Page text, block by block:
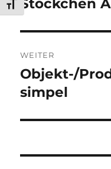
SCHRIFTVorheriger
Stöckchen
WEITER
Nächster
Beitrag:
Objekt-/
simpel